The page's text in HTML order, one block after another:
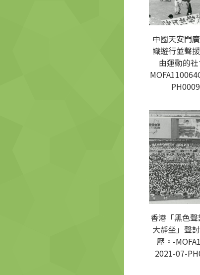
中國天安門
幟遊行並聲
由運動的
香港「黑色
大靜坐」聲
壓。-
2021-07-